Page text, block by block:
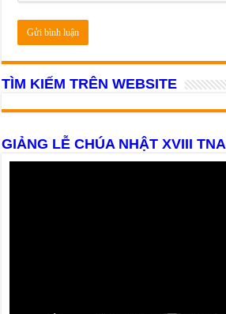
TÌM KIẾM TRÊN WEBSITE
GIẢNG LỄ CHÚA NHẬT XVIII TNA